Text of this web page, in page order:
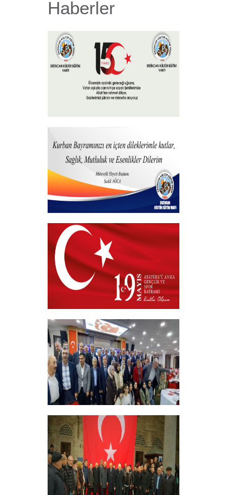
Haberler
+
Hayırlı Bayramlar
+
19 MAYIS 2026
+
ERZİNCANLILAR EKEV’İN
GELENEKSEL İFTAR YEMEĞİNDE
BULUŞTU
+